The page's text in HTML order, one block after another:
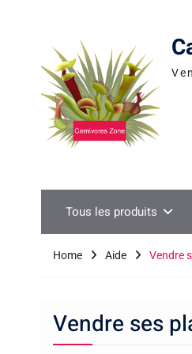
Tous les produits
Home Aide Vendre
Vendre ses